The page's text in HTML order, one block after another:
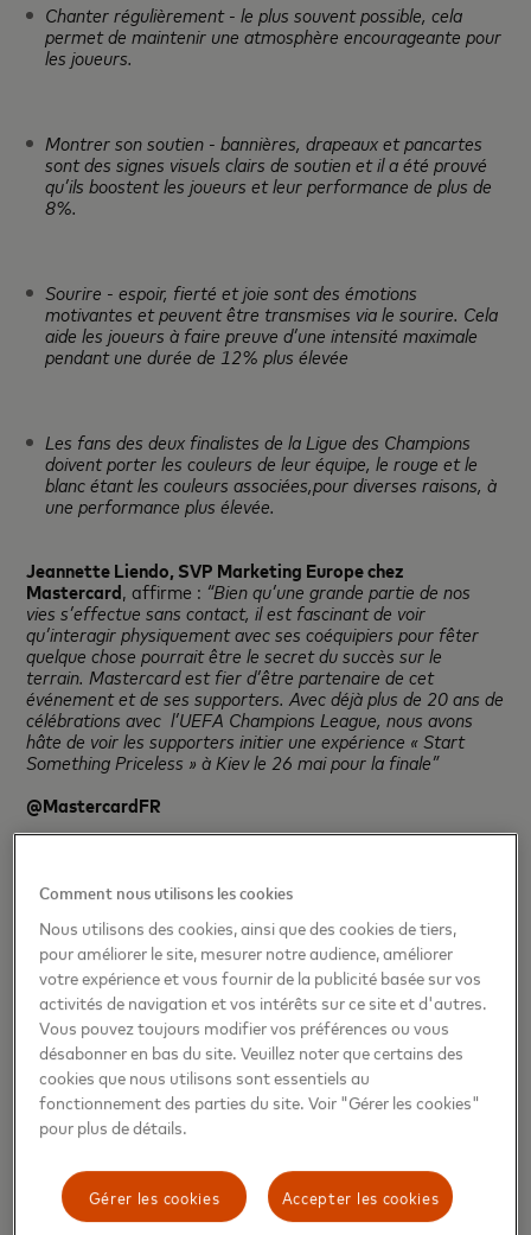
Chanter régulièrement - le plus souvent possible, cela
permet de maintenir une atmosphère encourageante pour
les joueurs.
Montrer son soutien - bannières, drapeaux et pancartes
sont des signes visuels clairs de soutien et il a été prouvé
qu’ils boostent les joueurs et leur performance de plus de
8%.
Sourire - espoir, fierté et joie sont des émotions
motivantes et peuvent être transmises via le sourire. Cela
aide les joueurs à faire preuve d’une intensité maximale
pendant une durée de 12% plus élevée
Les fans des deux finalistes de la Ligue des Champions
doivent porter les couleurs de leur équipe, le rouge et le
blanc étant les couleurs associées,pour diverses raisons, à
une performance plus élevée.
Jeannette Liendo, SVP Marketing Europe chez
Mastercard, affirme : “Bien qu’une grande partie de nos
vies s’effectue sans contact, il est fascinant de voir
qu’interagir physiquement avec ses coéquipiers pour fêter
quelque chose pourrait être le secret du succès sur le
terrain. Mastercard est fier d’être partenaire de cet
événement et de ses supporters. Avec déjà plus de 20 ans de
célébrations avec l’UEFA Champions League, nous avons
hâte de voir les supporters initier une expérience « Start
Something Priceless » à Kiev le 26 mai pour la finale”
@MastercardFR
Donatienne Douriez: +33.1.42.73.81.23 -
donatienne.douriez@mastercard.com
Vanessa Marlier / Flavia Sola / Morad Salehi:
+33.1.41.11.37.93 -mastercard@oxygen-rp.com
À propos de Mastercard
Mastercard (NYSE: MA),
une société technologique dans l’industrie mondiale des
paiements. Nous exploitons le réseau de paiement le plus
rapide au monde et tissons des liens entre consommateurs,
institutions financières, commerçants, autorités publiques
Comment nous utilisons les cookies
Nous utilisons des cookies, ainsi que des cookies de tiers,
pour améliorer le site, mesurer notre audience, améliorer
votre expérience et vous fournir de la publicité basée sur vos
activités de navigation et vos intérêts sur ce site et d'autres.
Vous pouvez toujours modifier vos préférences ou vous
désabonner en bas du site. Veuillez noter que certains des
cookies que nous utilisons sont essentiels au
fonctionnement des parties du site. Voir "Gérer les cookies"
pour plus de détails.
Accepter les cookies
Gérer les cookies